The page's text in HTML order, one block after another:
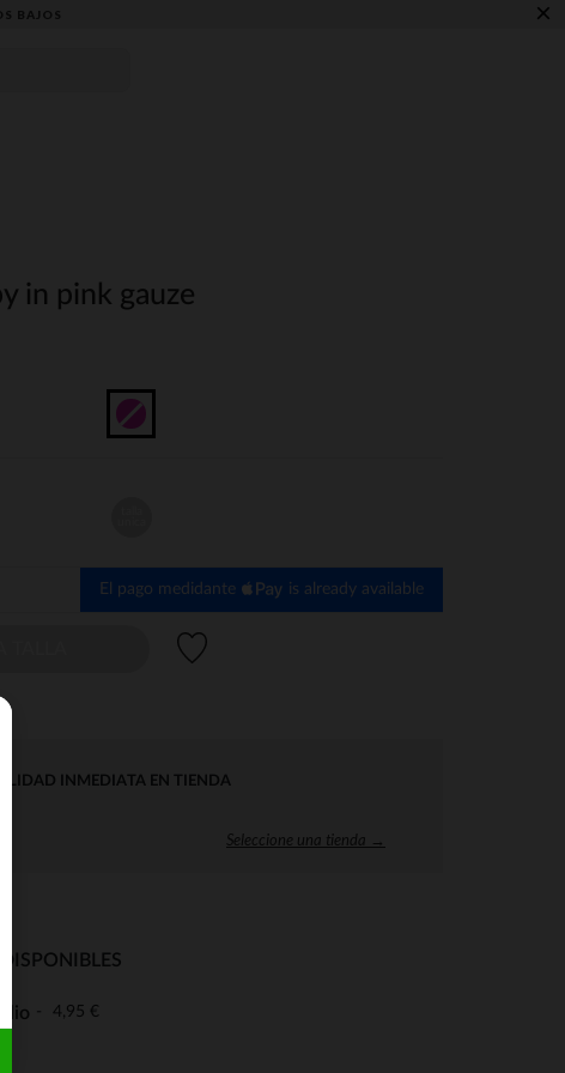
BAJOS ×
in pink gauze
El pago medidante is already available
INMEDIATA EN TIENDA
Seleccione una tienda →
4,95 €